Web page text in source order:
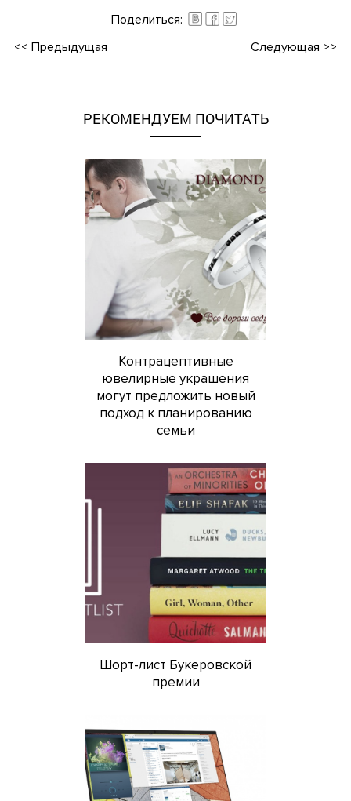
Поделиться:
<< Предыдущая Следующая >>
РЕКОМЕНДУЕМ ПОЧИТАТЬ
Контрацептивные
ювелирные украшения
могут предложить новый
подход к планированию
семьи
Шорт-лист Букеровской
премии